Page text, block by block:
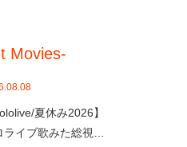
Movies-
夏休み2026】
ライブ歌みた総視…